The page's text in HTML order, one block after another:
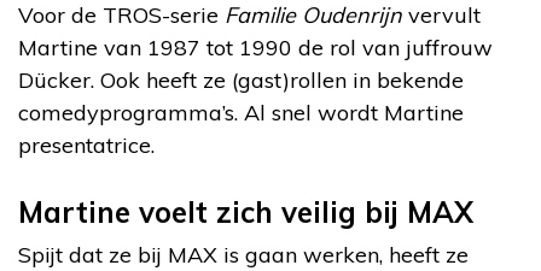
Voor de TROS-serie Familie Oudenrijn vervult
Martine van 1987 tot 1990 de rol van juffrouw
Dücker. Ook heeft ze (gast)rollen in bekende
comedyprogramma’s. Al snel wordt Martine
presentatrice.
Martine voelt zich veilig bij MAX
Spijt dat ze bij MAX is gaan werken, heeft ze